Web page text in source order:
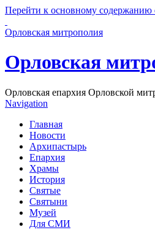
Перейти к основному содержанию
Орловская митрополия
Орловская
Орловская епархия Орловской
Navigation
Главная
Новости
Архипастырь
Епархия
Храмы
История
Святые
Святыни
Музей
Для СМИ